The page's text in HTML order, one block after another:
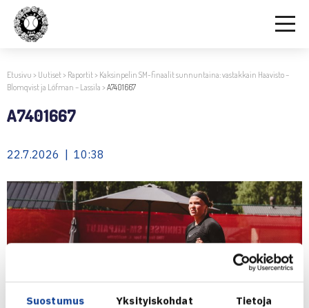
Suostumus Yksityiskohdat Tietoja
Etusivu > Uutiset> Raportit> Kaksinpelin SM-finaalit sunnuntaina: vastakkain Haavisto –
Blomqvist ja Löfman – Lassila >A7401667
A7401667
22.7.2026 | 10:38